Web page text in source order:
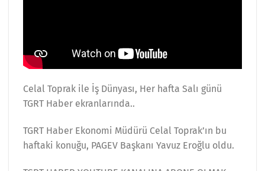
Celal Toprak ile İş Dünyası, Her hafta Salı günü
TGRT Haber ekranlarında..
TGRT Haber Ekonomi Müdürü Celal Toprak’ın bu
haftaki konuğu, PAGEV Başkanı Yavuz Eroğlu oldu.